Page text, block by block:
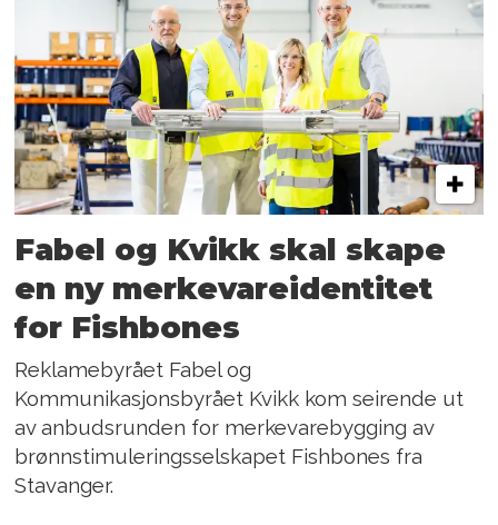
Fabel og Kvikk skal skape
en ny merkevareidentitet
for Fishbones
Reklamebyrået Fabel og
Kommunikasjonsbyrået Kvikk kom seirende ut
av anbudsrunden for merkevarebygging av
brønnstimuleringsselskapet Fishbones fra
Stavanger.